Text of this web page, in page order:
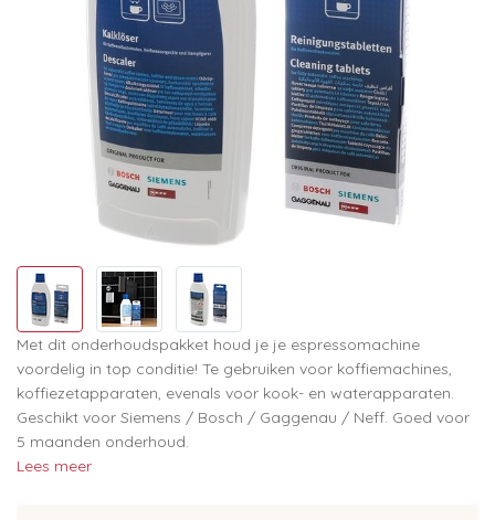
Met dit onderhoudspakket houd je je espressomachine
voordelig in top conditie! Te gebruiken voor koffiemachines,
koffiezetapparaten, evenals voor kook- en waterapparaten.
Geschikt voor Siemens / Bosch / Gaggenau / Neff. Goed voor
5 maanden onderhoud.
Lees meer